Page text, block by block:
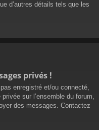
d’autres détails tels que les
privés !
enregistré et/ou connecté,
sur l’ensemble du forum,
des messages. Contactez